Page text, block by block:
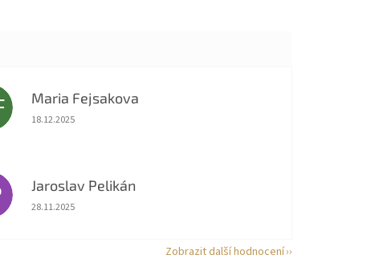
Maria Fejsakova
Hodnocení obchodu je 5 z 5 hvězdiček.
18.12.2025
Jaroslav Pelikán
Hodnocení obchodu je 5 z 5 hvězdiček.
28.11.2025
Zobrazit další hodnocení